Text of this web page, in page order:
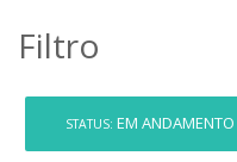
Filtro
STATUS: EM ANDAMENTO